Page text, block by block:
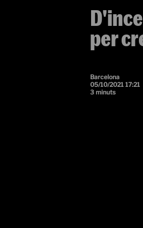
per
Barcelona
05/10/2021 17:21
3 minuts